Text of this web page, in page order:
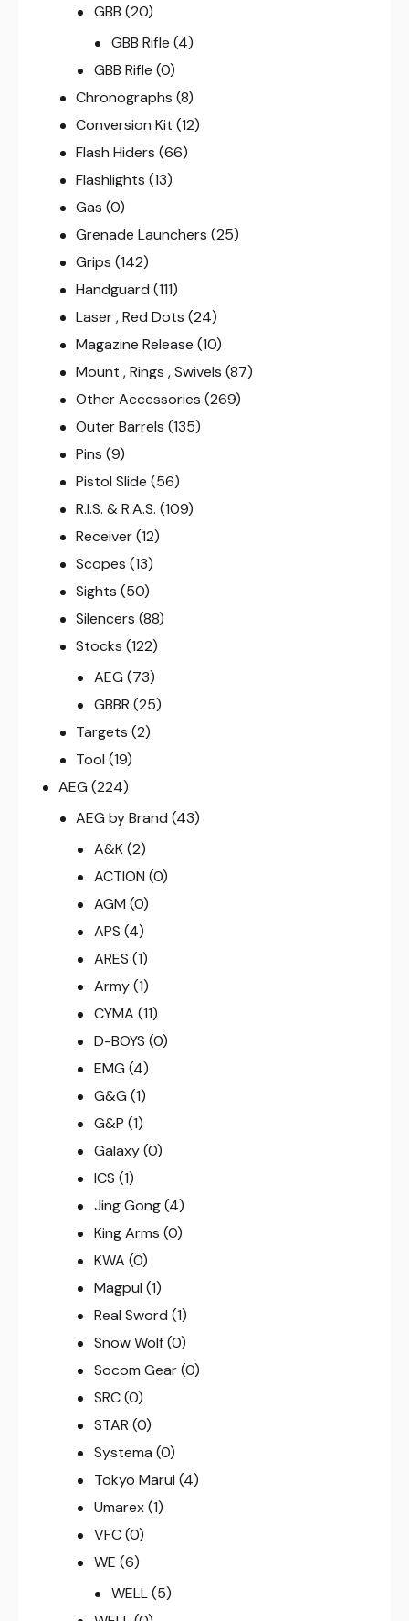
GBB (20)
GBB Rifle (4)
GBB Rifle (0)
Chronographs (8)
Conversion Kit (12)
Flash Hiders (66)
Flashlights (13)
Gas (0)
Grenade Launchers (25)
Grips (142)
Handguard (111)
Laser , Red Dots (24)
Magazine Release (10)
Mount , Rings , Swivels (87)
Other Accessories (269)
Outer Barrels (135)
Pins (9)
Pistol Slide (56)
R.I.S. & R.A.S. (109)
Receiver (12)
Scopes (13)
Sights (50)
Silencers (88)
Stocks (122)
AEG (73)
GBBR (25)
Targets (2)
Tool (19)
AEG (224)
AEG by Brand (43)
A&K (2)
ACTION (0)
AGM (0)
APS (4)
ARES (1)
Army (1)
CYMA (11)
D-BOYS (0)
EMG (4)
G&G (1)
G&P (1)
Galaxy (0)
ICS (1)
Jing Gong (4)
King Arms (0)
KWA (0)
Magpul (1)
Real Sword (1)
Snow Wolf (0)
Socom Gear (0)
SRC (0)
STAR (0)
Systema (0)
Tokyo Marui (4)
Umarex (1)
VFC (0)
WE (6)
WELL (5)